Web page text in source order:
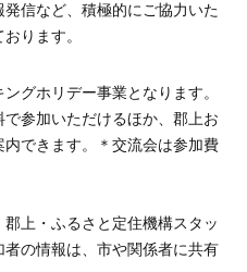
信など、積極的にご協力いた
ります。
グホリデー事業となります。
参加いただけるほか、郡上お
できます。＊交流会は参加費
上・ふるさと定住機構スタッ
の情報は、市や関係者に共有